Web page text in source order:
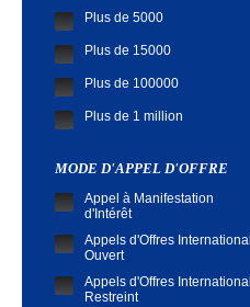
Plus de 5000
Plus de 15000
Plus de 100000
Plus de 1 million
MODE D'APPEL D'OFFRE
Appel à Manifestation
d'Intérêt
Appels d'Offres International
Ouvert
Appels d'Offres International
Restreint